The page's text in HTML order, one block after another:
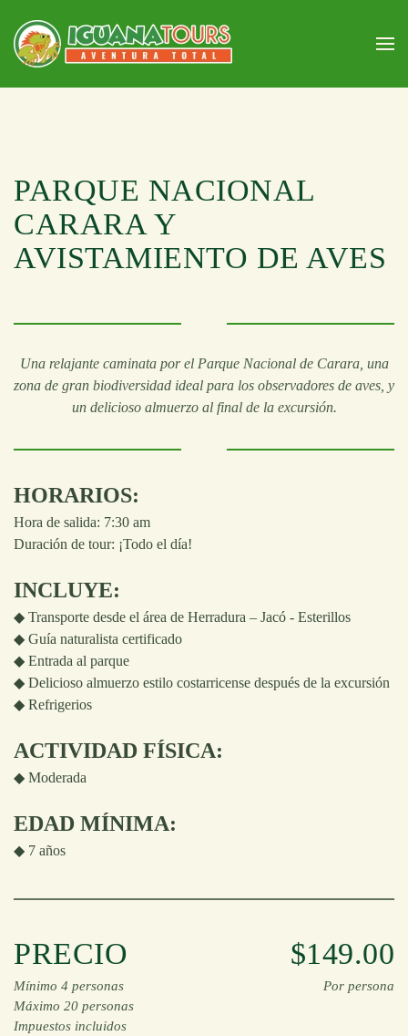
Skip to main content
PARQUE NACIONAL
CARARA Y
AVISTAMIENTO DE AVES
Una relajante caminata por el Parque Nacional de Carara, una
zona de gran biodiversidad ideal para los observadores de aves, y
un delicioso almuerzo al final de la excursión.
HORARIOS:
Hora de salida: 7:30 am
Duración de tour: ¡Todo el día!
INCLUYE:
◆ Transporte desde el área de Herradura – Jacó - Esterillos
◆ Guía naturalista certificado
◆ Entrada al parque
◆ Delicioso almuerzo estilo costarricense después de la excursión
◆ Refrigerios
ACTIVIDAD FÍSICA:
◆ Moderada
EDAD MÍNIMA:
◆ 7 años
PRECIO
Mínimo 4 personas
Máximo 20 personas
Impuestos incluidos
$149.00
Por persona